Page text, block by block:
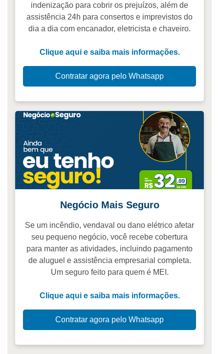
indenização para cobrir os prejuízos, além de
assistência 24h para consertos e imprevistos do
dia a dia com encanador, eletricista e chaveiro.
Clique aqui e saiba mais informações.
Contratar agora pelo Whatsapp
Negócio Mais Seguro
Se um incêndio, vendaval ou dano elétrico afetar
seu pequeno negócio, você recebe cobertura
para manter as atividades, incluindo pagamento
de aluguel e assistência empresarial completa.
Um seguro feito para quem é MEI.
Clique aqui e saiba mais informações.
Contratar agora pelo Whatsapp